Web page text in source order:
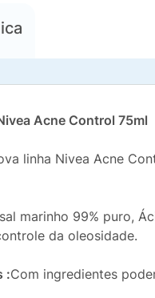
Acne Control 75ml
linha Nivea Acne
marinho 99% puro,
da oleosidade.
:Com ingredientes